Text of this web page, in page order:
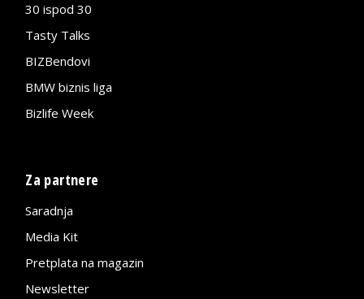
30 ispod 30
Tasty Talks
BIZBendovi
BMW biznis liga
Bizlife Week
Za partnere
Saradnja
Media Kit
Pretplata na magazin
Newsletter